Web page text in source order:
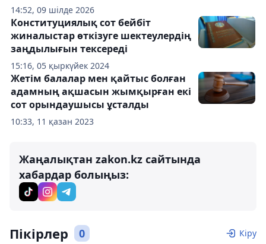
14:52, 09 шілде 2026
15:16, 05 қыркүйек 2024
Конституциялық сот бейбіт
жиналыстар өткізуге шектеулердің
заңдылығын тексереді
10:33, 11 қазан 2023
Жетім балалар мен қайтыс болған
адамның ақшасын жымқырған екі
сот орындаушысы ұсталды
Жаңалықтан zakon.kz сайтында
хабардар болыңыз:
Пікірлер 0 Кіру